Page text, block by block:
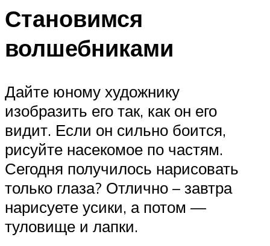
Становимся
волшебниками
Дайте юному художнику
изобразить его так, как он его
видит. Если он сильно боится,
рисуйте насекомое по частям.
Сегодня получилось нарисовать
только глаза? Отлично – завтра
нарисуете усики, а потом —
туловище и лапки.